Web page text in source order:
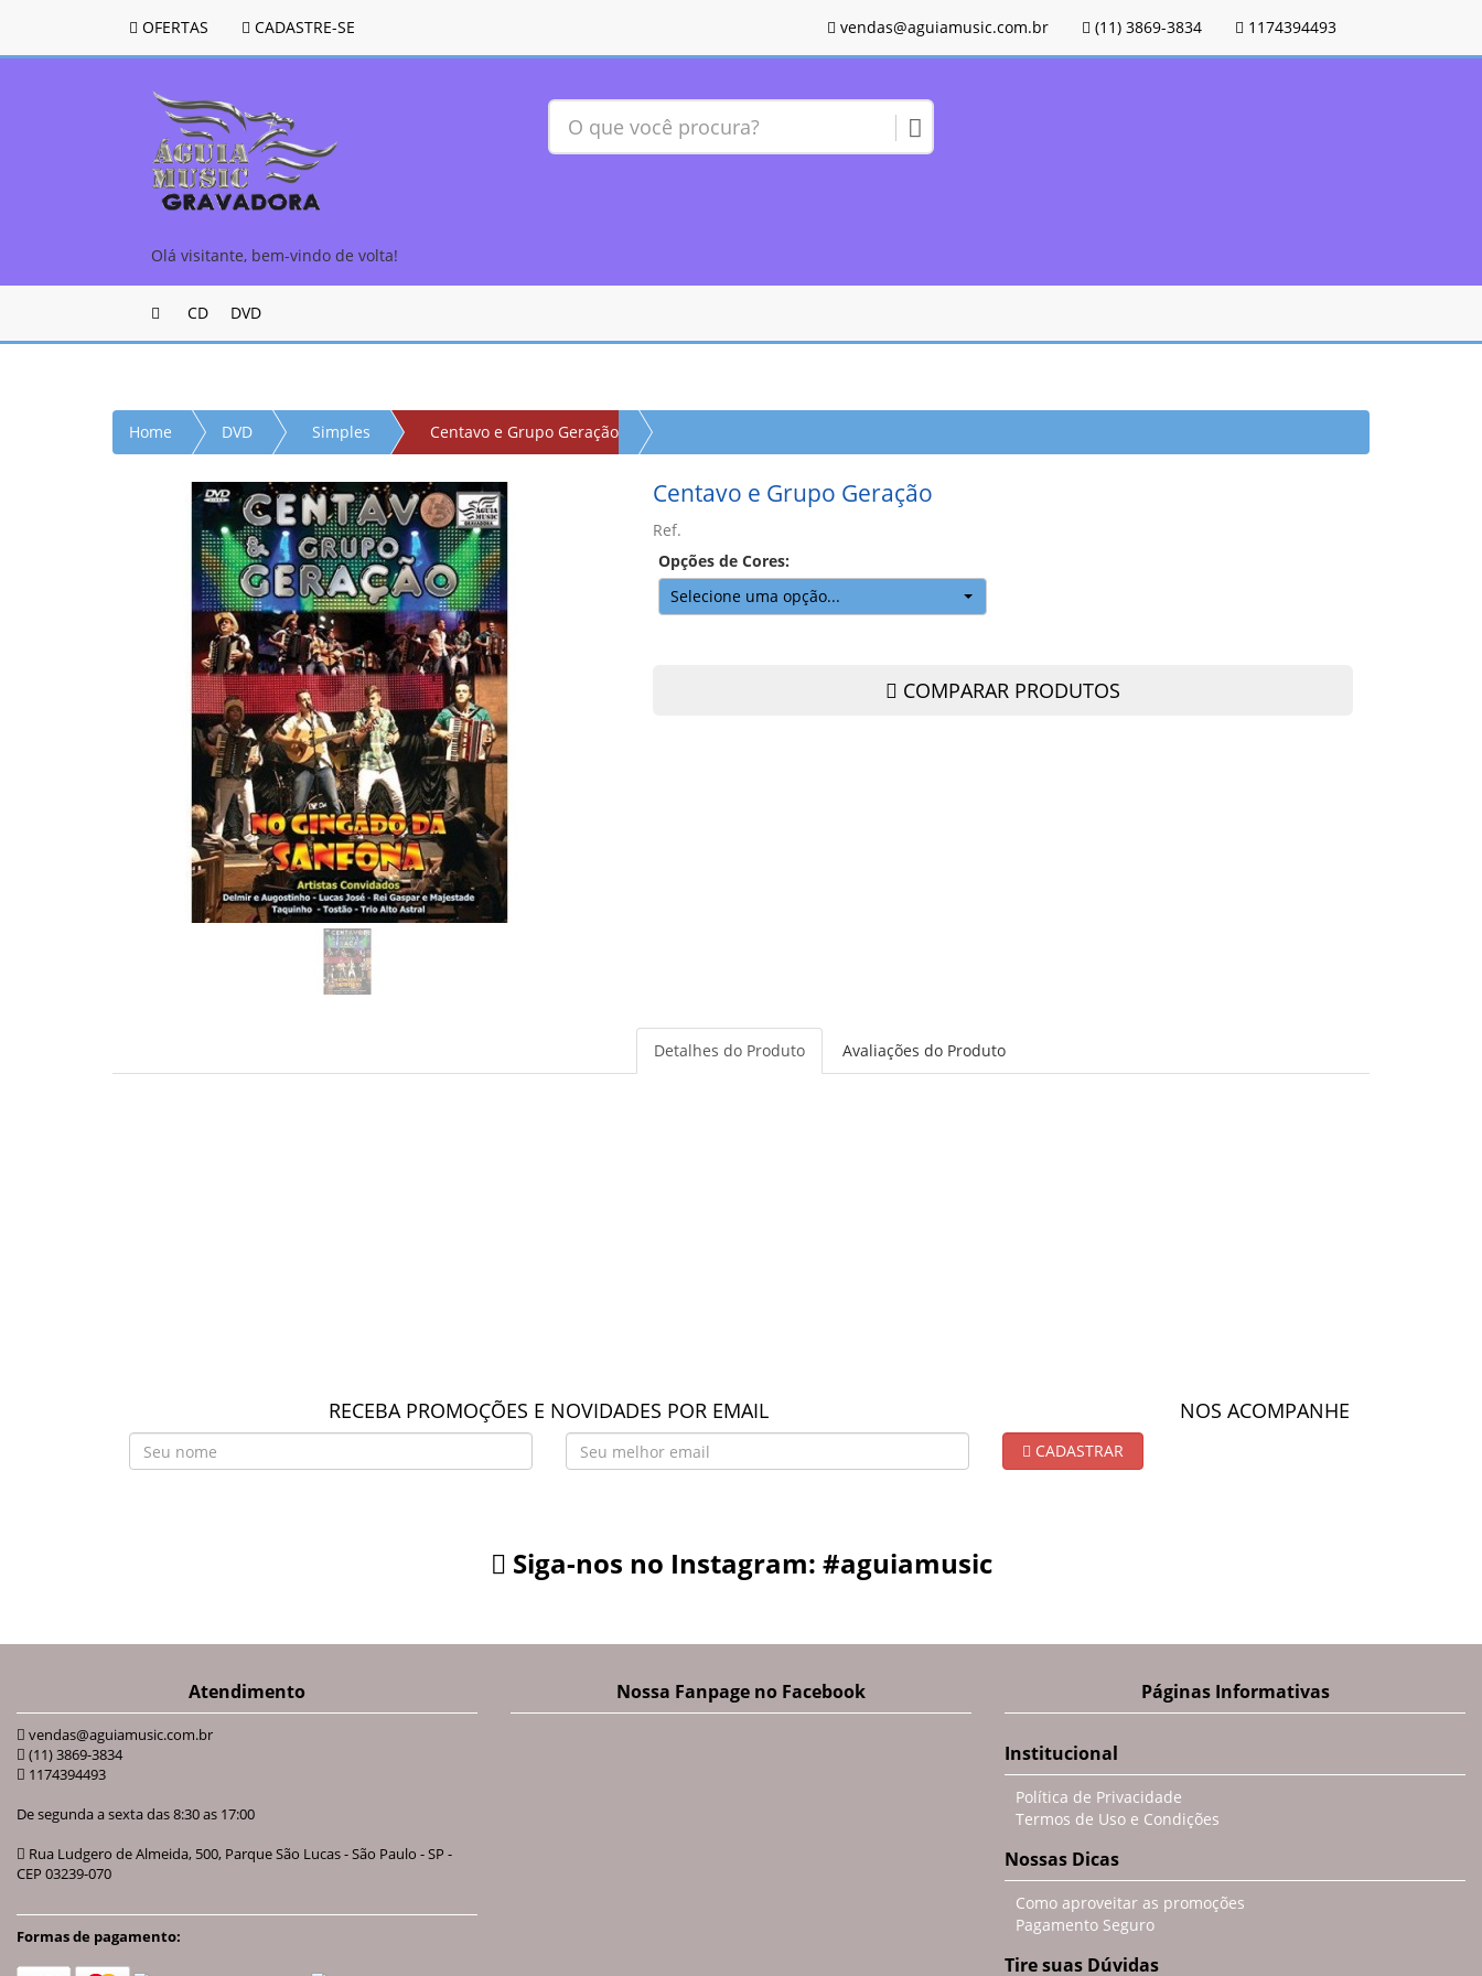
OFERTAS CADASTRE-SE vendas@aguiamusic.com.br (11) 3869-3834 1174394493
Olá visitante, bem-vindo de volta!
CD DVD
Home DVD Simples Centavo e Grupo Geração
Centavo e Grupo Geração
Ref.
Opções de Cores:
Selecione uma opção...
COMPARAR PRODUTOS
Detalhes do Produto Avaliações do Produto
RECEBA PROMOÇÕES E NOVIDADES POR EMAIL
CADASTRAR
NOS ACOMPANHE
Siga-nos no Instagram: #aguiamusic
Atendimento
vendas@aguiamusic.com.br
(11) 3869-3834
1174394493
De segunda a sexta das 8:30 as 17:00
Rua Ludgero de Almeida, 500, Parque São Lucas - São Paulo - SP -
CEP 03239-070
Formas de pagamento:
Nossa Fanpage no Facebook Páginas Informativas
Institucional
Política de Privacidade
Termos de Uso e Condições
Nossas Dicas
Como aproveitar as promoções
Pagamento Seguro
Tire suas Dúvidas